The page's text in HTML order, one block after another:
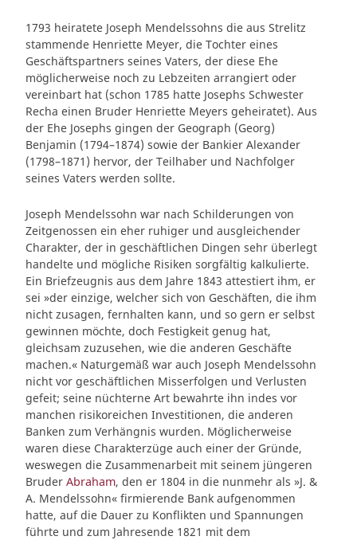
1793 heiratete Joseph Mendelssohns die aus Strelitz
stammende Henriette Meyer, die Tochter eines
Geschäftspartners seines Vaters, der diese Ehe
möglicherweise noch zu Lebzeiten arrangiert oder
vereinbart hat (schon 1785 hatte Josephs Schwester
Recha einen Bruder Henriette Meyers geheiratet). Aus
der Ehe Josephs gingen der Geograph (Georg)
Benjamin (1794–1874) sowie der Bankier Alexander
(1798–1871) hervor, der Teilhaber und Nachfolger
seines Vaters werden sollte.
Joseph Mendelssohn war nach Schilderungen von
Zeitgenossen ein eher ruhiger und ausgleichender
Charakter, der in geschäftlichen Dingen sehr überlegt
handelte und mögliche Risiken sorgfältig kalkulierte.
Ein Briefzeugnis aus dem Jahre 1843 attestiert ihm, er
sei »der einzige, welcher sich von Geschäften, die ihm
nicht zusagen, fernhalten kann, und so gern er selbst
gewinnen möchte, doch Festigkeit genug hat,
gleichsam zuzusehen, wie die anderen Geschäfte
machen.« Naturgemäß war auch Joseph Mendelssohn
nicht vor geschäftlichen Misserfolgen und Verlusten
gefeit; seine nüchterne Art bewahrte ihn indes vor
manchen risikoreichen Investitionen, die anderen
Banken zum Verhängnis wurden. Möglicherweise
waren diese Charakterzüge auch einer der Gründe,
weswegen die Zusammenarbeit mit seinem jüngeren
Bruder Abraham, den er 1804 in die nunmehr als »J. &
A. Mendelssohn« firmierende Bank aufgenommen
hatte, auf die Dauer zu Konflikten und Spannungen
führte und zum Jahresende 1821 mit dem